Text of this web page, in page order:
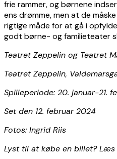
frie rammer, og børnene
ens drømme, men at de
rigtige måde for at gå i
godt børne- og familieteater
Teatret Zeppelin og Teatret
Teatret Zeppelin,
Spilleperiode: 20. januar-21.
Set den 12. februar 2024
Fotos: Ingrid Riis
Lyst til at købe en billet?